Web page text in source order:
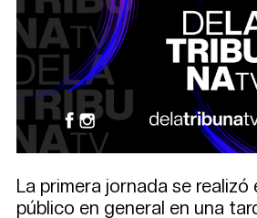
La primera jornada se
público en general en una